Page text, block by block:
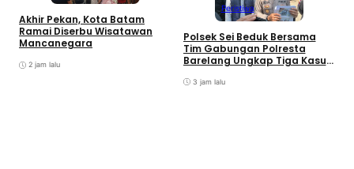
Akhir Pekan, Kota Batam
Ramai Diserbu Wisatawan
Mancanegara
2 jam lalu
Peristiwa
Polsek Sei Beduk Bersama
Tim Gabungan Polresta
Barelang Ungkap Tiga Kasus
3 jam lalu